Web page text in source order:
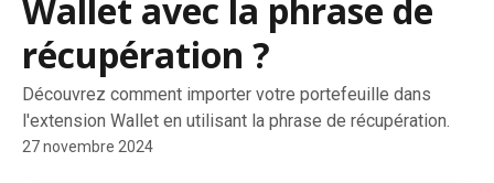
Wallet avec la phrase de
récupération ?
Découvrez comment importer votre portefeuille dans
l'extension Wallet en utilisant la phrase de récupération.
27 novembre 2024